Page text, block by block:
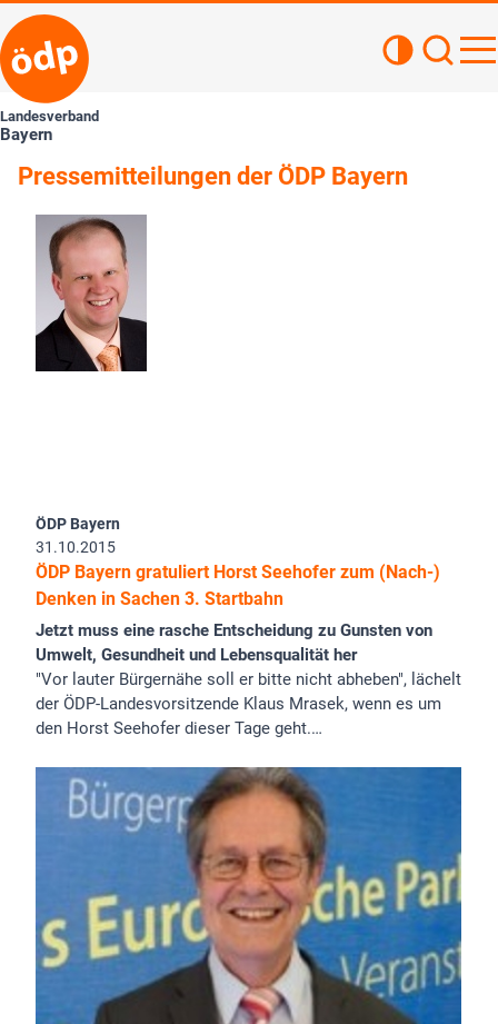
Landesverband
Bayern
Pressemitteilungen der ÖDP Bayern
ÖDP Bayern
31.10.2015
ÖDP Bayern gratuliert Horst Seehofer zum (Nach-)
Denken in Sachen 3. Startbahn
Jetzt muss eine rasche Entscheidung zu Gunsten von
Umwelt, Gesundheit und Lebensqualität her
"Vor lauter Bürgernähe soll er bitte nicht abheben", lächelt
der ÖDP-Landesvorsitzende Klaus Mrasek, wenn es um
den Horst Seehofer dieser Tage geht.…